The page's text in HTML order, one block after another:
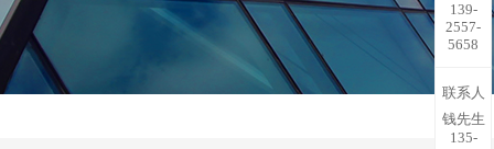
139-
2557-
5658
联系人
钱先生
135-